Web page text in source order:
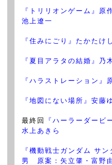
『トリリオンゲーム』
池上遼一
『住みにごり』たかたけし
『夏目アラタの結婚』乃
『ハラストレーション』
『地図にない場所』安藤
最終回
『ハーラーダー
水上あきら
『機動戦士ガンダム サ
男 原案：矢立肇・富野